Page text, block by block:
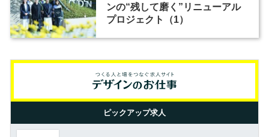
ンの“残して磨く”リニューアル
プロジェクト（1）
ピックアップ求人